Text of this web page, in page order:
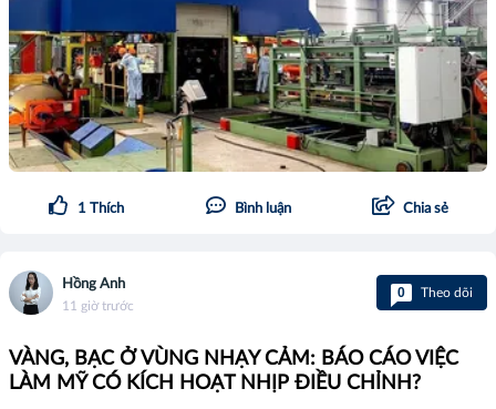
1 Thích Bình luận Chia sẻ
Hồng Anh
11 giờ trước
0 Theo dõi
VÀNG, BẠC Ở VÙNG NHẠY CẢM: BÁO CÁO VIỆC
LÀM MỸ CÓ KÍCH HOẠT NHỊP ĐIỀU CHỈNH?